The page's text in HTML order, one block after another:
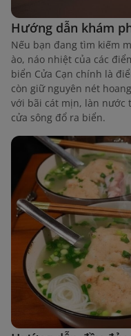
Hướng dẫn khám
Nếu bạn đang tìm kiếm
ào, náo nhiệt của các
biển Cửa Cạn chính là
còn giữ nguyên nét
với bãi cát mịn, làn nước
cửa sông đổ ra biển.